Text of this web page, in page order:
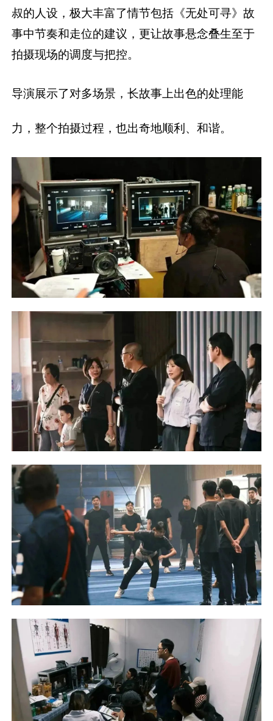
叔的人设，极大丰富了情节包括《无处可寻》故
事中节奏和走位的建议，更让故事悬念叠生至于
拍摄现场的调度与把控。
导演展示了对多场景，长故事上出色的处理能
力，整个拍摄过程，也出奇地顺利、和谐。